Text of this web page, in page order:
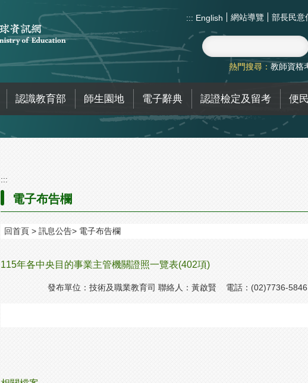
::: English 網站導覽 部長民意
熱門搜尋： 教師資格
認識教育部 師生園地 電子辭典 認證檢定及留考 便
:::
電子布告欄
回首頁 訊息公告 電子布告欄
115年各中央目的事業主管機關證照一覽表(402項)
發布單位：技術及職業教育司 聯絡人：黃啟賢 電話：(02)7736-5846